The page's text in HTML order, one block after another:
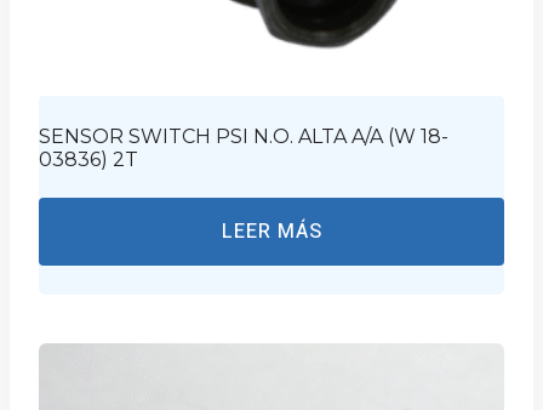
SENSOR SWITCH PSI N.O. ALTA A/A (W 18-
03836) 2T
LEER MÁS